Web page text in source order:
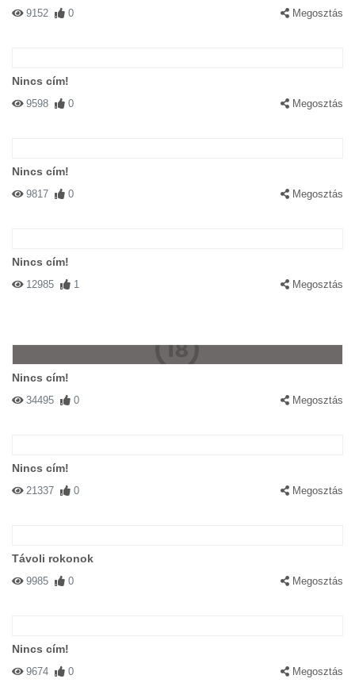
9152 0 Megosztás
Nincs cím!
9598 0 Megosztás
Nincs cím!
9817 0 Megosztás
Nincs cím!
12985 1 Megosztás
Nincs cím!
34495 0 Megosztás
Nincs cím!
21337 0 Megosztás
Távoli rokonok
9985 0 Megosztás
Nincs cím!
9674 0 Megosztás